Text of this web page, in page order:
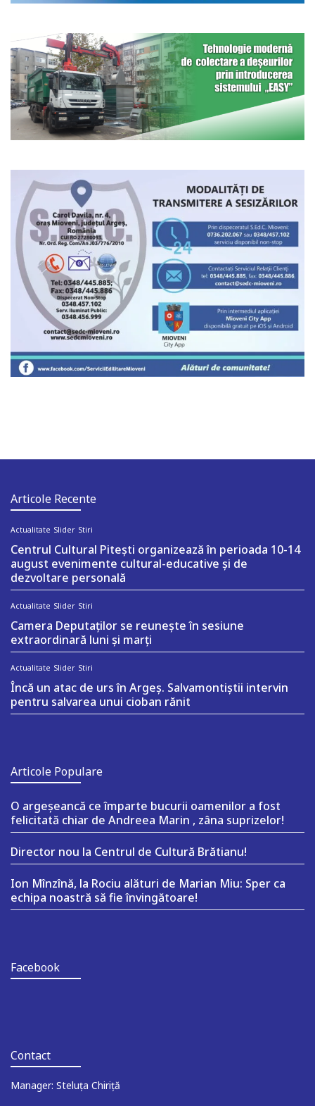
Articole Recente
Actualitate Slider Stiri
Centrul Cultural Pitești organizează în perioada 10-14
august evenimente cultural-educative și de
dezvoltare personală
Actualitate Slider Stiri
Camera Deputaților se reunește în sesiune
extraordinară luni și marți
Actualitate Slider Stiri
Încă un atac de urs în Argeș. Salvamontiștii intervin
pentru salvarea unui cioban rănit
Articole Populare
O argeşeancă ce împarte bucurii oamenilor a fost
felicitată chiar de Andreea Marin , zâna suprizelor!
Director nou la Centrul de Cultură Brătianu!
Ion Mînzînă, la Rociu alături de Marian Miu: Sper ca
echipa noastră să fie învingătoare!
Facebook
Contact
Manager: Steluța Chiriță